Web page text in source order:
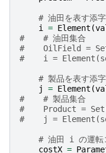
# 油田を表す添字
i
= Element (
#    # 油田集合
#    OilField =
#    i =
# 製品を表す添字
j
= Element (
#    # 製品集合
#    Product =
#    j =
# 油田 i の運転
costX =